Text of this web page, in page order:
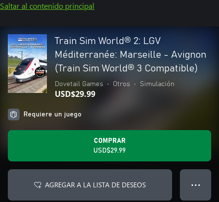
Saltar al contenido principal
Train Sim World® 2: LGV
Méditerranée: Marseille - Avignon
(Train Sim World® 3 Compatible)
Dovetail Games • Otros • Simulación
USD$29.99
Requiere un juego
COMPRAR
USD$29.99
AGREGAR A LA LISTA DE DESEOS ● ● ●